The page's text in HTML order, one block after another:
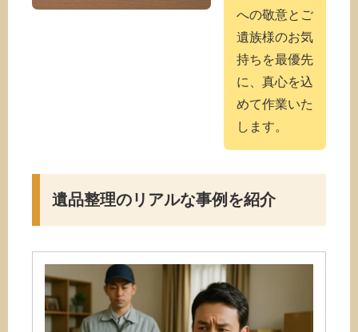
への敬意とご
遺族様のお気
持ちを最優先
に、真心を込
めて作業いた
します。
遺品整理のリアルな事例を紹介